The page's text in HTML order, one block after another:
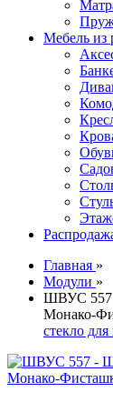
Мебель из
Главная »
Модули »
ШВУС 557
Монако-
стекло